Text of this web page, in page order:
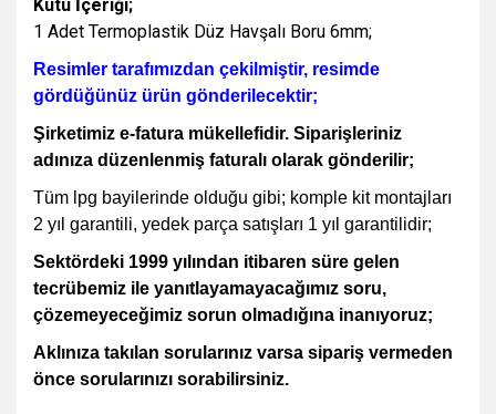
Kutu İçeriği;
1 Adet Termoplastik Düz Havşalı Boru 6mm;
Resimler tarafımızdan çekilmiştir, resimde
gördüğünüz ürün gönderilecektir;
Şirketimiz e-fatura mükellefidir. Siparişleriniz
adınıza düzenlenmiş faturalı olarak gönderilir;
Tüm lpg bayilerinde olduğu gibi; komple kit montajları
2 yıl garantili, yedek parça satışları 1 yıl garantilidir;
Sektördeki 1999 yılından itibaren süre gelen
tecrübemiz ile yanıtlayamayacağımız soru,
çözemeyeceğimiz sorun olmadığına inanıyoruz;
Aklınıza takılan sorularınız varsa sipariş vermeden
önce sorularınızı sorabilirsiniz.